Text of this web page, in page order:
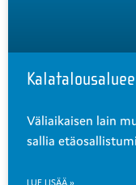
Väliaikaisen lain
sallia
LUE LISÄÄ »